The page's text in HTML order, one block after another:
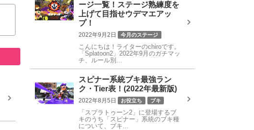
ージ一覧！ステージ熟練度を
上げて目指せウデマエアッ
プ！
2022年9月2日 今月のステージ
こんにちは！ライターのchiroです。
「Splatoon2」2022年9月のガチマッ
チ、ルール別...
スピナー系統ブキ最強ラン
ク・Tier表！(2022年最新版)
2022年8月5日 お役立ち ブキ
「スプラトゥーン2」に登場するブ
キのうち「スピナー」系統のブキ種
について、ブキ...